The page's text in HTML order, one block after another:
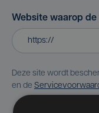
Website waarop
Deze site wordt
en de